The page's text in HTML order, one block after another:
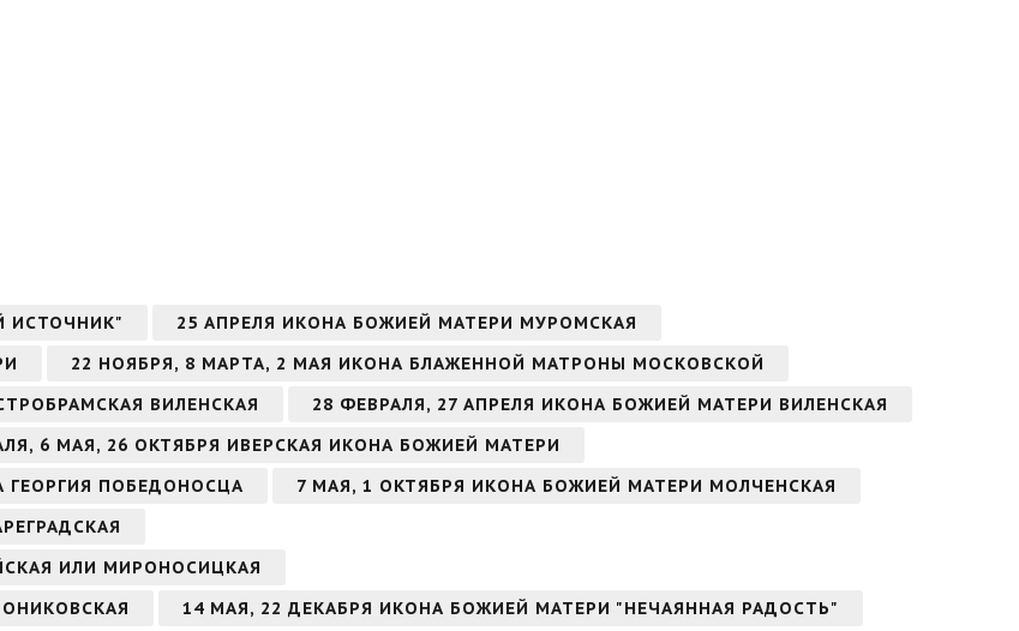
ИСТОЧНИК"
25 АПРЕЛЯ ИКОНА БОЖИЕЙ МАТЕРИ МУРОМСКАЯ
22 НОЯБРЯ, 8 МАРТА, 2 МАЯ ИКОНА БЛАЖЕННОЙ МАТРОНЫ МОСКОВСКОЙ
ВИЛЕНСКАЯ
28 ФЕВРАЛЯ, 27 АПРЕЛЯ ИКОНА БОЖИЕЙ МАТЕРИ ВИЛЕНСКАЯ
6 МАЯ, 26 ОКТЯБРЯ ИВЕРСКАЯ ИКОНА БОЖИЕЙ МАТЕРИ
ГЕОРГИЯ ПОБЕДОНОСЦА
7 МАЯ, 1 ОКТЯБРЯ ИКОНА БОЖИЕЙ МАТЕРИ МОЛЧЕНСКАЯ
ИЛИ МИРОНОСИЦКАЯ
14 МАЯ, 22 ДЕКАБРЯ ИКОНА БОЖИЕЙ МАТЕРИ "НЕЧАЯННАЯ РАДОСТЬ"